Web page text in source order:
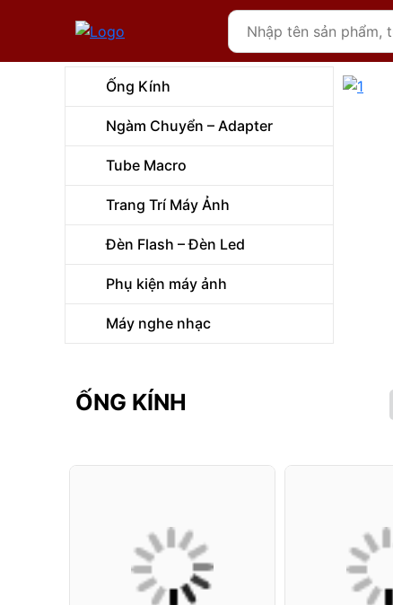
Ống Kính
Ngàm Chuyển – Adapter
Tube Macro
Trang Trí Máy Ảnh
Đèn Flash – Đèn Led
Phụ kiện máy ảnh
Máy nghe nhạc
ỐNG KÍNH